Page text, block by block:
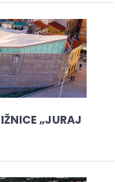
„JURAJ